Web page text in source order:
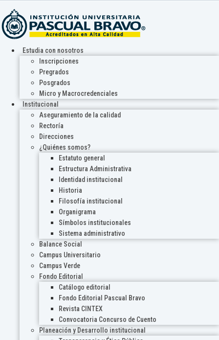
Estudia con nosotros
Inscripciones
Pregrados
Posgrados
Micro y Macrocredenciales
Institucional
Aseguramiento de la calidad
Rectoría
Direcciones
¿Quiénes somos?
Estatuto general
Estructura Administrativa
Identidad institucional
Historia
Filosofía institucional
Organigrama
Símbolos institucionales
Sistema administrativo
Balance Social
Campus Universitario
Campus Verde
Fondo Editorial
Catálogo editorial
Fondo Editorial Pascual Bravo
Revista CINTEX
Convocatoria Concurso de Cuento
Planeación y Desarrollo institucional